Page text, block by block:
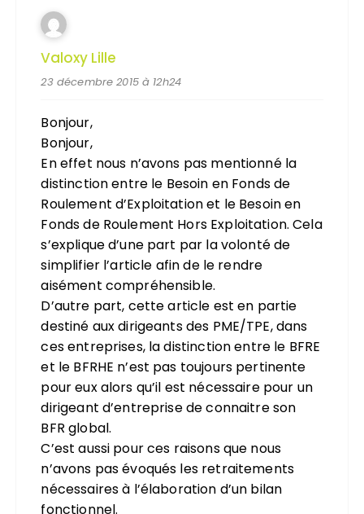
Valoxy Lille
23 décembre 2015 à 12h24
Bonjour,
Bonjour,
En effet nous n’avons pas mentionné la
distinction entre le Besoin en Fonds de
Roulement d’Exploitation et le Besoin en
Fonds de Roulement Hors Exploitation. Cela
s’explique d’une part par la volonté de
simplifier l’article afin de le rendre
aisément compréhensible.
D’autre part, cette article est en partie
destiné aux dirigeants des PME/TPE, dans
ces entreprises, la distinction entre le BFRE
et le BFRHE n’est pas toujours pertinente
pour eux alors qu’il est nécessaire pour un
dirigeant d’entreprise de connaitre son
BFR global.
C’est aussi pour ces raisons que nous
n’avons pas évoqués les retraitements
nécessaires à l’élaboration d’un bilan
fonctionnel.